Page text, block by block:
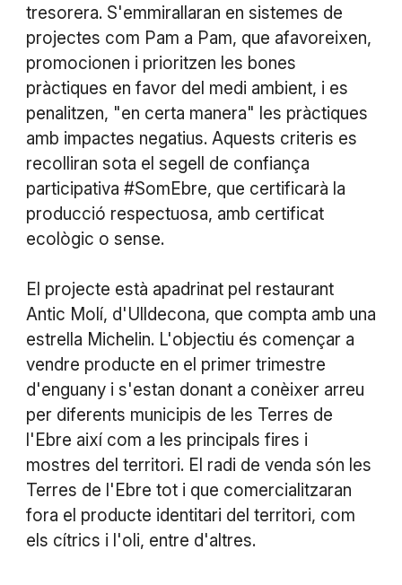
tresorera. S'emmirallaran en sistemes de
projectes com Pam a Pam, que afavoreixen,
promocionen i prioritzen les bones
pràctiques en favor del medi ambient, i es
penalitzen, "en certa manera" les pràctiques
amb impactes negatius. Aquests criteris es
recolliran sota el segell de confiança
participativa #SomEbre, que certificarà la
producció respectuosa, amb certificat
ecològic o sense.
El projecte està apadrinat pel restaurant
Antic Molí, d'Ulldecona, que compta amb una
estrella Michelin. L'objectiu és començar a
vendre producte en el primer trimestre
d'enguany i s'estan donant a conèixer arreu
per diferents municipis de les Terres de
l'Ebre així com a les principals fires i
mostres del territori. El radi de venda són les
Terres de l'Ebre tot i que comercialitzaran
fora el producte identitari del territori, com
els cítrics i l'oli, entre d'altres.